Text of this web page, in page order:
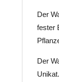
Der
fester
Der
Unikat.